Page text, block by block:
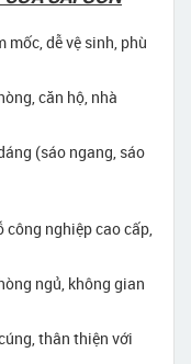
mốc, dễ vệ sinh, phù
căn hộ, nhà
(sáo ngang, sáo
nghiệp cao cấp,
ngủ, không gian
thân thiện với